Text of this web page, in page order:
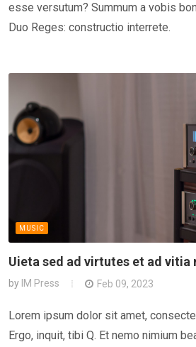
esse versutum? Summum a vobis
Duo Reges: constructio interrete.
MUSIC
Uieta sed ad virtutes et ad vitia
by IM Press Feb 09, 2023
Lorem ipsum dolor sit amet,
Ergo, inquit, tibi Q. Et nemo nimium